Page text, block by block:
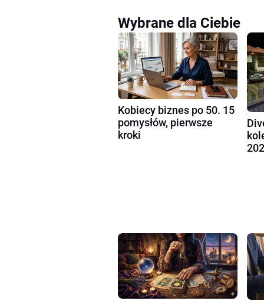
Wybrane dla Ciebie
Kobiecy biznes po 50. 15
pomysłów, pierwsze
kroki